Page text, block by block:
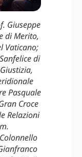
Giuseppe
di Merito,
Vaticano;
di
Pasquale
Croce
Relazioni